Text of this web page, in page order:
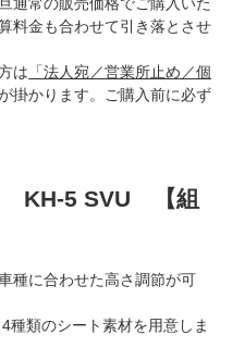
料金も合わせて引き落とさせ
は 「法人宛／営業所止め／個
掛かります。ご購入前に必ず
KH-5 SVU 【組
種に合わせた高さ調節が可
種類のシート素材を用意しま